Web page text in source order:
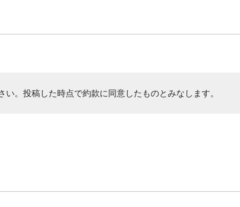
い。投稿した時点で約款に同意したものとみなします。